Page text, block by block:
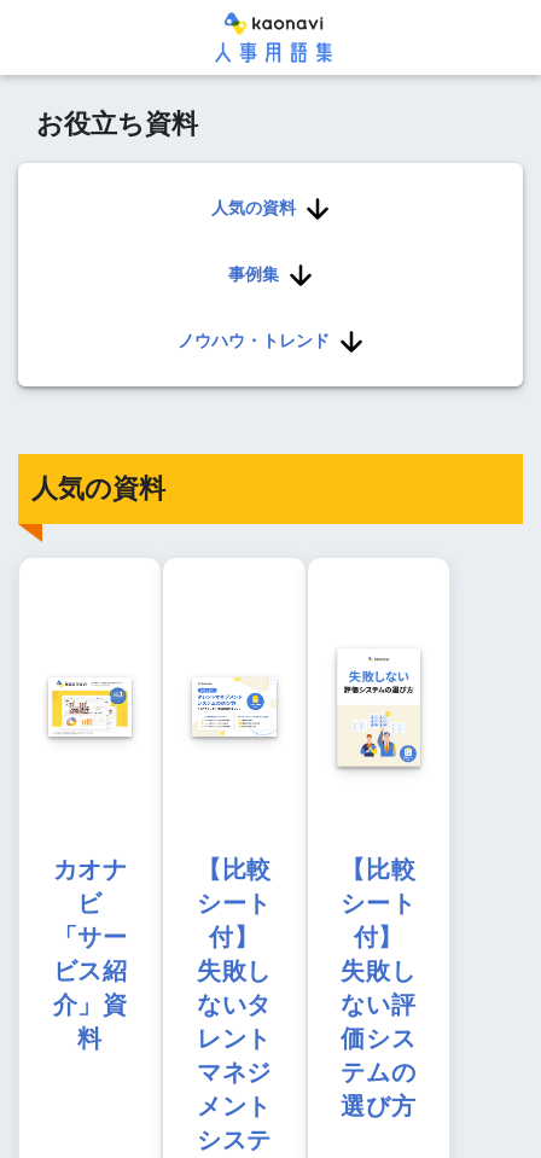
お役立ち資料
人気の資料
事例集
ノウハウ・トレンド
人気の資料
カオナ
ビ
「サー
ビス紹
介」資
料
【比較
シート
付】
失敗し
ないタ
レント
マネジ
メント
システ
【比較
シート
付】
失敗し
ない評
価シス
テムの
選び方